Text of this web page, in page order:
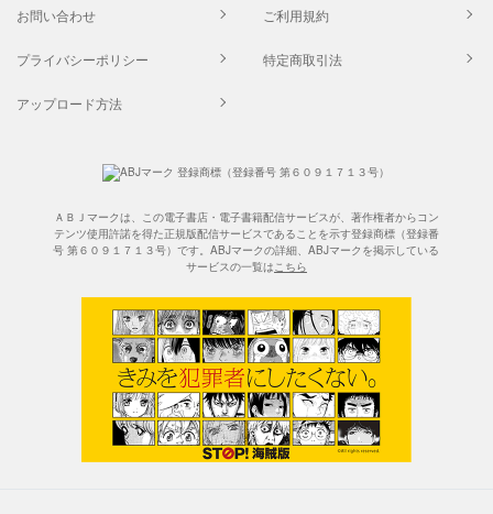
お問い合わせ ご利用規約
プライバシーポリシー 特定商取引法
アップロード方法
ＡＢＪマークは、この電子書店・電子書籍配信サービスが、著作権者からコン
テンツ使用許諾を得た正規版配信サービスであることを示す登録商標（登録番
号 第６０９１７１３号）です。ABJマークの詳細、ABJマークを掲示している
サービスの一覧はこちら